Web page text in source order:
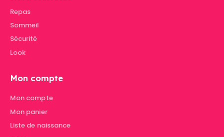
Repas
Sommeil
Sécurité
Look
Mon compte
Mon compte
Mon panier
Liste de naissance